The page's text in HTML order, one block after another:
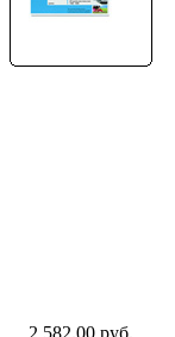
2 582.00 руб.